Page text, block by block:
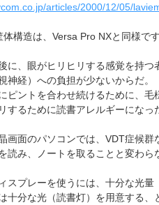
articles/2000/12/05/
体構造は、Versa Pro NXと同様で
に、眼がヒリヒリする感覚を持つ
神経）への負担が少ないからだ。
ピントを合わせ続けるために、毛
するために読書アレルギーになっ
画面のパソコンでは、VDT症候群
読み、ノートを取ることと変わら
スプレーを使うには、十分な光量
十分な光（読書灯）を用意する、